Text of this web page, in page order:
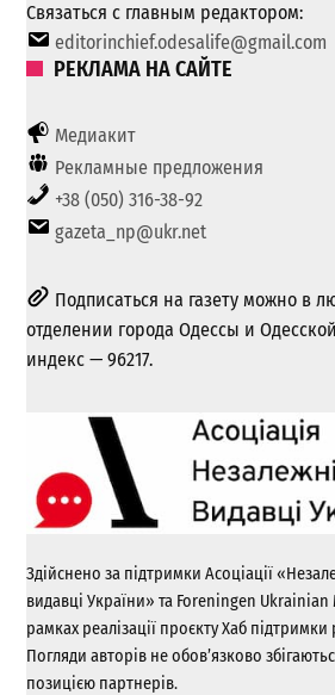
Связаться с главным редактором:
editorinchief.odesalife@gmail.com
РЕКЛАМА НА САЙТЕ
Медиакит
Рекламные предложения
+38 (050) 316-38-92
gazeta_np@ukr.net
Подписаться на газету можно в
отделении города Одессы и
индекс — 96217.
Здійснено за підтримки Асоціації
видавці України» та Foreningen
рамках реалізації проєкту Хаб
Погляди авторів не обов’язково
позицією партнерів.